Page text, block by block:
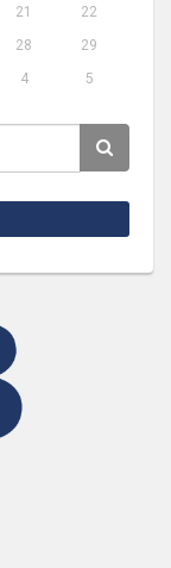
21
22
28
29
4 5